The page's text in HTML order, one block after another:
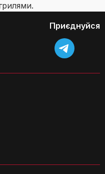
Приєднуйся